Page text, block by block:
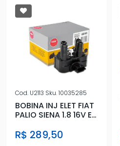
Cod. U2113 Sku.10035285
BOBINA INJ ELET FIAT
PALIO SIENA 1.8 16V E-
R$ 289,50